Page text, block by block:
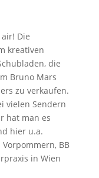
Die
kreativen
die
Bruno Mars
zu verkaufen.
vielen Sendern
hat man es
hier u.a.
BB
in Wien